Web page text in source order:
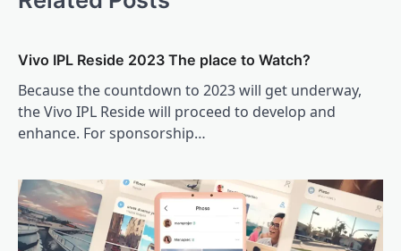
Vivo IPL Reside 2023 The place to Watch?
Because the countdown to 2023 will get underway,
the Vivo IPL Reside will proceed to develop and
enhance. For sponsorship…